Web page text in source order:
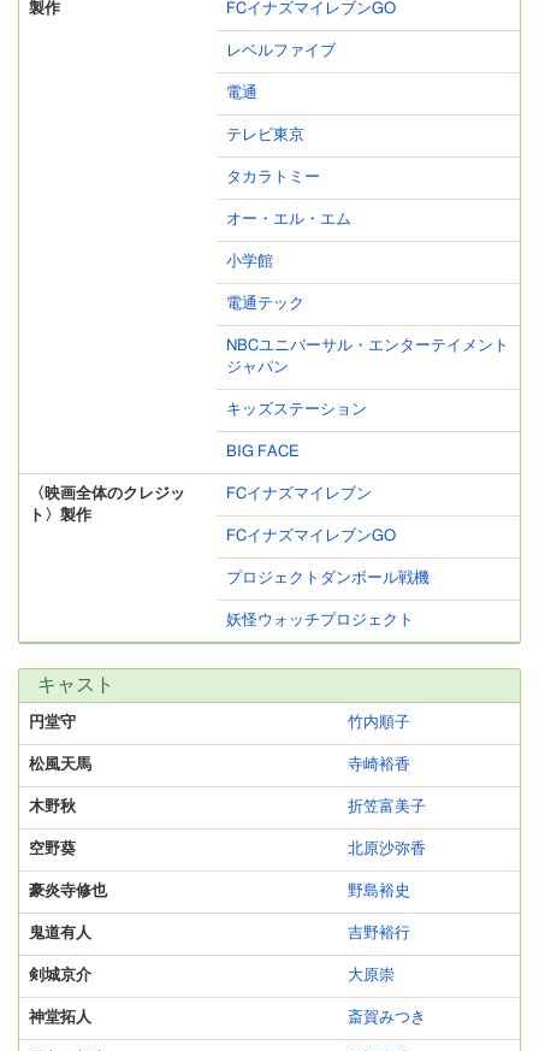
製作 FCイナズマイレブンGO
レベルファイブ
電通
テレビ東京
タカラトミー
オー・エル・エム
小学館
電通テック
NBCユニバーサル・エンターテイメント
ジャパン
キッズステーション
BIG FACE
〈映画全体のクレジッ
ト〉製作
FCイナズマイレブン
FCイナズマイレブンGO
プロジェクトダンボール戦機
妖怪ウォッチプロジェクト
キャスト
円堂守 竹内順子
松風天馬 寺崎裕香
木野秋 折笠富美子
空野葵 北原沙弥香
豪炎寺修也 野島裕史
鬼道有人 吉野裕行
剣城京介 大原崇
神堂拓人 斎賀みつき